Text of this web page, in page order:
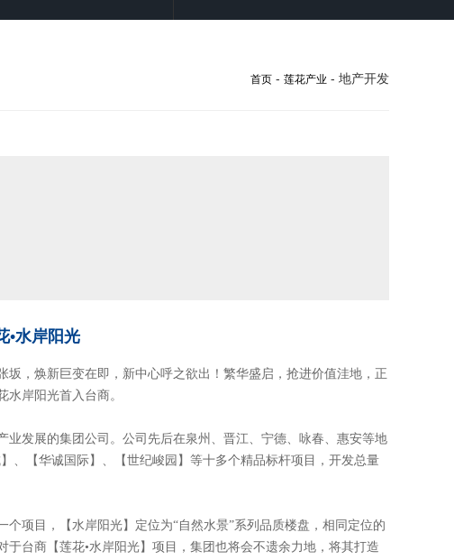
首页 - 莲花产业 - 地产开发
•水岸阳光
，焕新巨变在即，新中心呼之欲出！繁华盛启，抢进价值洼地，正
岸阳光首入台商。
发展的集团公司。公司先后在泉州、晋江、宁德、咏春、惠安等地
、【华诚国际】、【世纪峻园】等十多个精品标杆项目，开发总量
项目，【水岸阳光】定位为“自然水景”系列品质楼盘，相同定位的
于台商【莲花•水岸阳光】项目，集团也将会不遗余力地，将其打造